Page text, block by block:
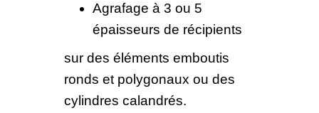
Agrafage à 3 ou 5
épaisseurs de récipients
sur des éléments emboutis
ronds et polygonaux ou des
cylindres calandrés.